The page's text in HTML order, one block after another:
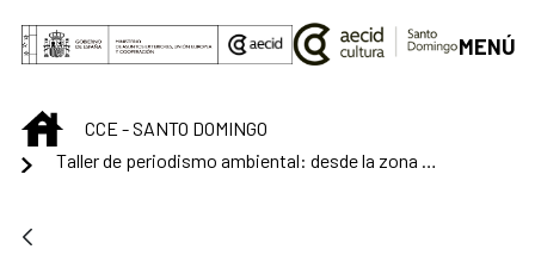
Saut au contenu principal
MENÚ
INICIOCCE - SANTO DOMINGO
Taller de periodismo ambiental: desde la zona cero del cambio climático